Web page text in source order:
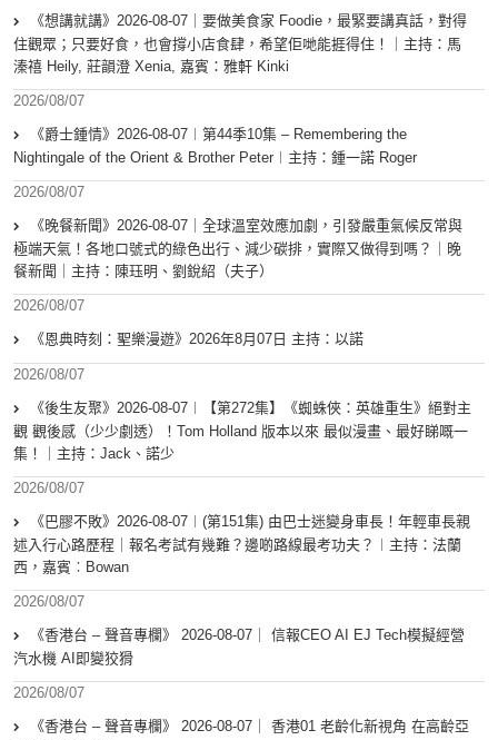
《想講就講》2026-08-07｜要做美食家 Foodie，最緊要講真話，對得
住觀眾；只要好食，也會撐小店食肆，希望佢哋能捱得住！｜主持：馬
溱禧 Heily, 莊韻澄 Xenia, 嘉賓：雅軒 Kinki
2026/08/07
《爵士鍾情》2026-08-07︱第44季10集 – Remembering the
Nightingale of the Orient & Brother Peter︱主持：鍾一諾 Roger
2026/08/07
《晚餐新聞》2026-08-07｜全球溫室效應加劇，引發嚴重氣候反常與
極端天氣！各地口號式的綠色出行、減少碳排，實際又做得到嗎？｜晚
餐新聞｜主持：陳珏明、劉銳紹（夫子）
2026/08/07
《恩典時刻：聖樂漫遊》2026年8月07日 主持：以諾
2026/08/07
《後生友聚》2026-08-07︱【第272集】《蜘蛛俠：英雄重生》絕對主
觀 觀後感（少少劇透）！Tom Holland 版本以來 最似漫畫、最好睇嘅一
集！｜主持：Jack、諾少
2026/08/07
《巴膠不敗》2026-08-07︱(第151集) 由巴士迷變身車長！年輕車長親
述入行心路歷程｜報名考試有幾難？邊啲路線最考功夫？︱主持：法蘭
西，嘉賓︰Bowan
2026/08/07
《香港台 – 聲音專欄》 2026-08-07｜ 信報CEO AI EJ Tech模擬經營
汽水機 AI即變狡猾
2026/08/07
《香港台 – 聲音專欄》 2026-08-07｜ 香港01 老齡化新視角 在高齡亞